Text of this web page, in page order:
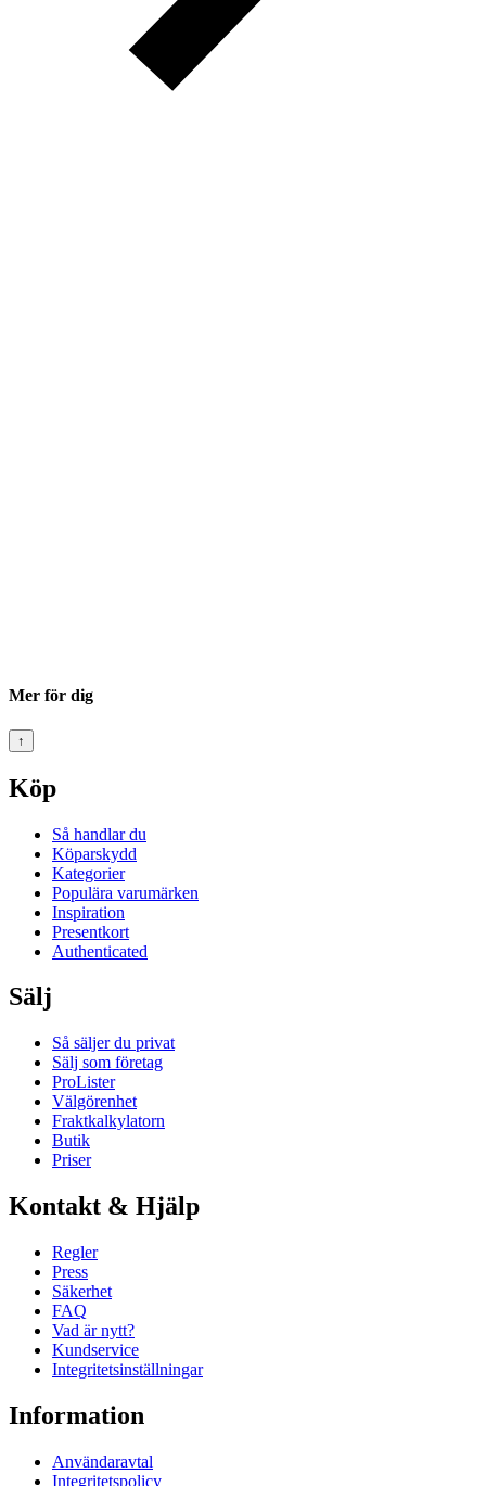
Mer för dig
↑
Köp
Så handlar du
Köparskydd
Kategorier
Populära varumärken
Inspiration
Presentkort
Authenticated
Sälj
Så säljer du privat
Sälj som företag
ProLister
Välgörenhet
Fraktkalkylatorn
Butik
Priser
Kontakt & Hjälp
Regler
Press
Säkerhet
FAQ
Vad är nytt?
Kundservice
Integritetsinställningar
Information
Användaravtal
Integritetspolicy